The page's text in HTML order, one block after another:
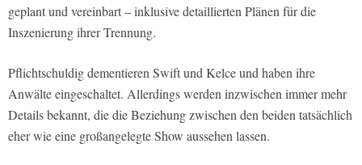
geplant und vereinbart – inklusive detaillierten Plänen für die
Inszenierung ihrer Trennung.
Pflichtschuldig dementieren Swift und Kelce und haben ihre
Anwälte eingeschaltet. Allerdings werden inzwischen immer mehr
Details bekannt, die die Beziehung zwischen den beiden tatsächlich
eher wie eine großangelegte Show aussehen lassen.